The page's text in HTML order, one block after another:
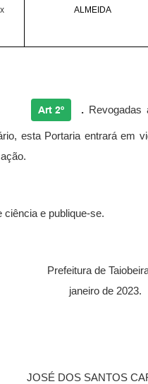
x
ALMEIDA
Art 2º . Revogadas
esta Portaria entrará em
ciência e publique-se.
Prefeitura de
janeiro de 2023.
JOSÉ DOS SANTOS